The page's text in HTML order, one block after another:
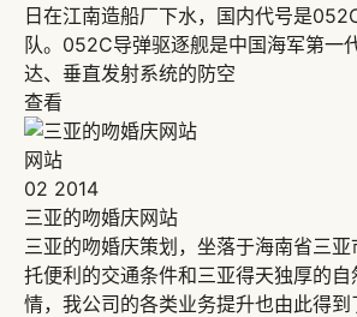
日在江南造船厂下水，国内代号是
队。052C导弹驱逐舰是中国海军第一
达、垂直发射系统的防空
查看
网站
02 2014
三亚的吻婚庆网站
三亚的吻婚庆策划，坐落于海南省三
托便利的交通条件和三亚得天独厚的
情，我公司的各类业务提升也由此得